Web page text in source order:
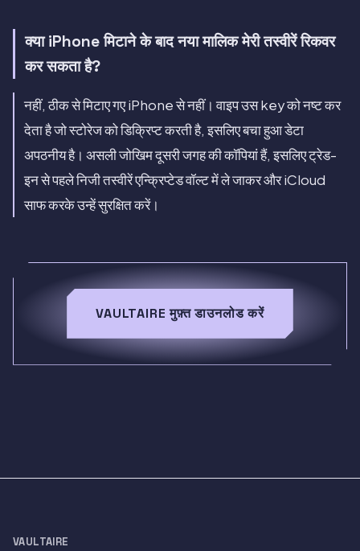
क्या iPhone मिटाने के बाद नया मालिक मेरी तस्वीरें रिकवर
कर सकता है?
नहीं, ठीक से मिटाए गए iPhone से नहीं। वाइप उस key को नष्ट कर
देता है जो स्टोरेज को डिक्रिप्ट करती है, इसलिए बचा हुआ डेटा
अपठनीय है। असली जोखिम दूसरी जगह की कॉपियां हैं, इसलिए ट्रेड-
इन से पहले निजी तस्वीरें एन्क्रिप्टेड वॉल्ट में ले जाकर और iCloud
साफ करके उन्हें सुरक्षित करें।
VAULTAIRE मुफ़्त डाउनलोड करें
VAULTAIRE